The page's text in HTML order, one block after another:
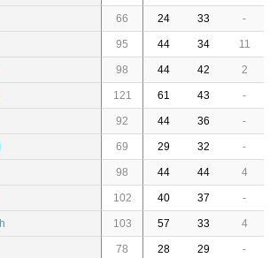
66 24 33 -
95 44 34 11
98 44 42 2
121 61 43 -
92 44 36 -
69 29 32 -
98 44 44 4
102 40 37 -
103 57 33 4
78 28 29 -